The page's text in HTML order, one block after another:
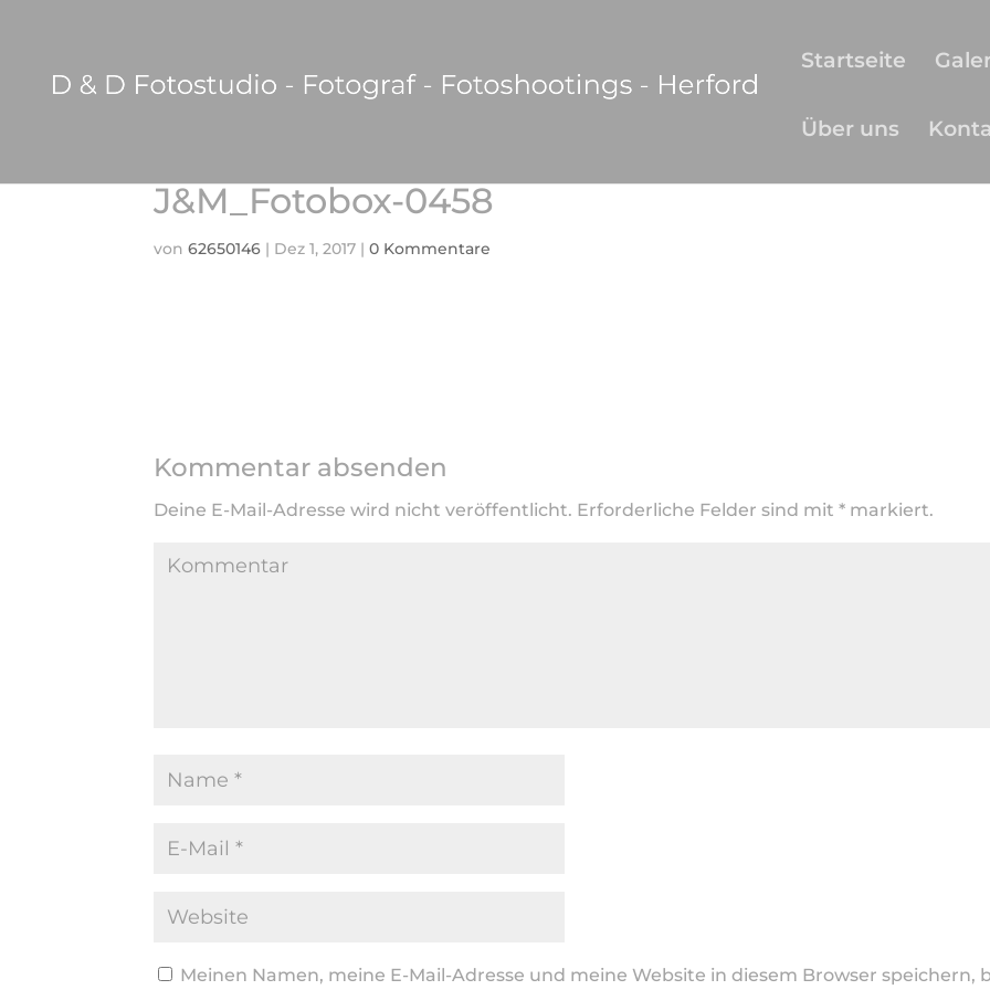
Startseite
Über uns
J&M_Fotobox-0458
von 62650146 | Dez 1, 2017 | 0 Kommentare
Kommentar absenden
Deine E-Mail-Adresse wird nicht veröffentlicht. Erforderliche Felder sind mit * markiert.
Meinen Namen, meine E-Mail-Adresse und meine Website in diesem Browser speichern,